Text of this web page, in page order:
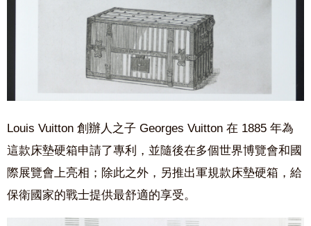
Louis Vuitton 創辦人之子 Georges Vuitton 在 1885 年為
這款床墊硬箱申請了專利，並隨後在多個世界博覽會和國
際展覽會上亮相；除此之外，另推出軍規款床墊硬箱，給
保衛國家的戰士提供最舒適的享受。